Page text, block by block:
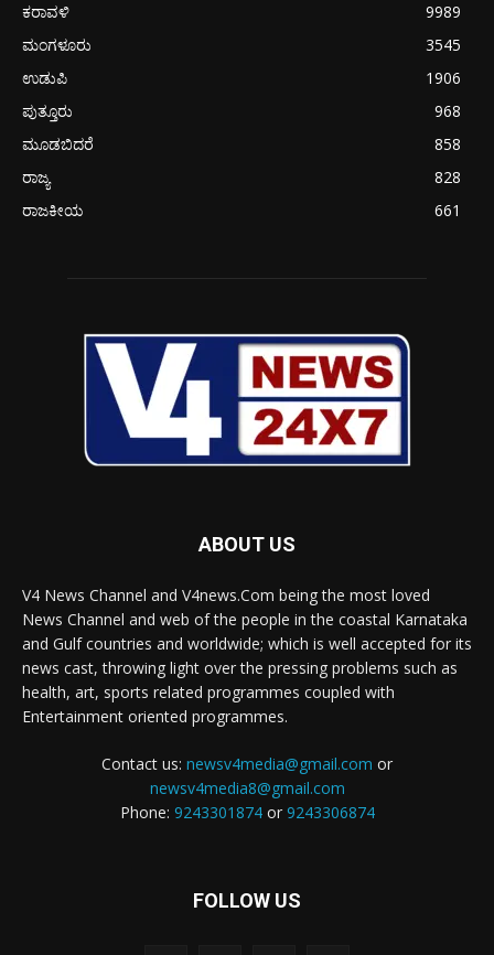
ಕರಾವಳಿ
9989
ಮಂಗಳೂರು
3545
ಉಡುಪಿ
1906
ಪುತ್ತೂರು
968
ಮೂಡಬಿದರೆ
858
ರಾಜ್ಯ
828
ರಾಜಕೀಯ
661
ABOUT US
V4 News Channel and V4news.Com being the most loved
News Channel and web of the people in the coastal Karnataka
and Gulf countries and worldwide; which is well accepted for its
news cast, throwing light over the pressing problems such as
health, art, sports related programmes coupled with
Entertainment oriented programmes.
Contact us: newsv4media@gmail.com or
newsv4media8@gmail.com
Phone: 9243301874or 9243306874
FOLLOW US